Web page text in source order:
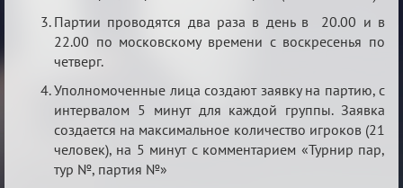
Партии проводятся два раза в день в 20.00 и в
22.00 по московскому времени с воскресенья по
четверг.
Уполномоченные лица создают заявку на партию, с
интервалом 5 минут для каждой группы. Заявка
создается на максимальное количество игроков (21
человек), на 5 минут с комментарием «Турнир пар,
тур №, партия №»